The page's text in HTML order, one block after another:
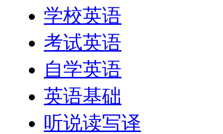
学校英语
考试英语
自学英语
英语基础
听说读写译